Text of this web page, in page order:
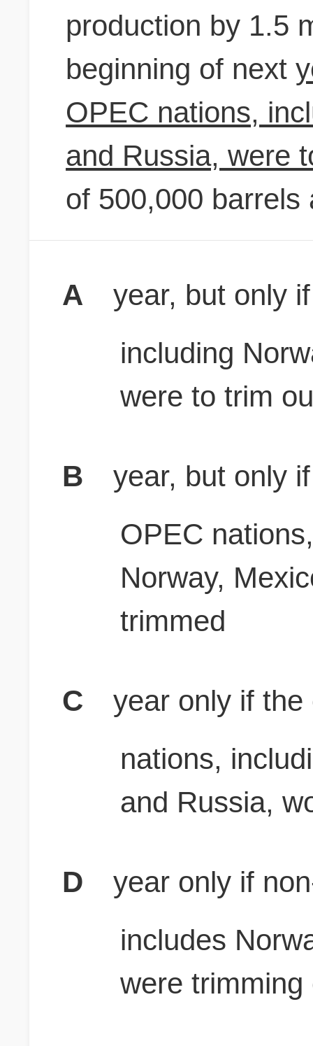
production by 1.5
beginning of next
OPEC nations,
and Russia, were
of 500,000 barrels
A
year, but only
including
were to trim
B
year, but only
OPEC
Norway,
trimmed
C
year only if
nations,
and Russia,
D
year only if
includes
were trimming